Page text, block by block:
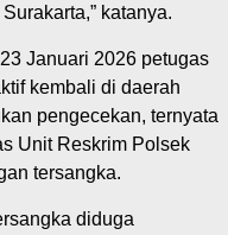
katanya.
Januari 2026 petugas
kembali di daerah
pengecekan, ternyata
Unit Reskrim Polsek
tersangka.
diduga